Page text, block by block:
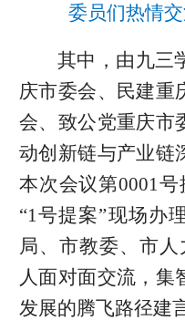
委员们热情
其中，由九三
庆市委会、民建重
会、致公党重庆市
动创新链与产业链
本次会议第0001
“1号提案”现场办
局、市教委、市
人面对面交流，集
发展的腾飞路径建